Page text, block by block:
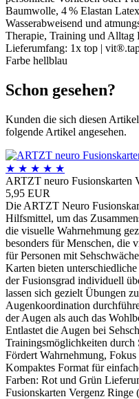
Baumwolle, 4 % Elastan
Wasserabweisend und
Therapie, Training und Alltag
Lieferumfang: 1x top |
Farbe hellblau
Schon gesehen?
Kunden die sich diesen
folgende Artikel angesehen.
★ ★ ★ ★ ★
ARTZT neuro Fusionskarten
5,95 EUR
Die ARTZT Neuro
Hilfsmittel, um das
die visuelle Wahrnehmung
besonders für Menschen, die
für Personen mit
Karten bieten
der Fusionsgrad individuell
lassen sich gezielt Übungen
Augenkoordination
der Augen als auch das
Entlastet die Augen bei
Trainingsmöglichkeiten durch
Fördert Wahrnehmung,
Kompaktes Format für
Farben: Rot und Grün
Fusionskarten Vergenz